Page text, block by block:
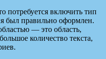
потребуется включить тип
был правильно оформлен.
— это область,
количество текста,